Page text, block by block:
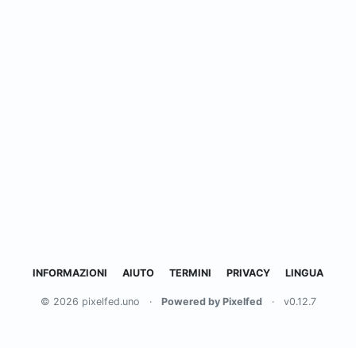
INFORMAZIONI AIUTO TERMINI PRIVACY LINGUA
© 2026 pixelfed.uno · Powered by Pixelfed · v0.12.7